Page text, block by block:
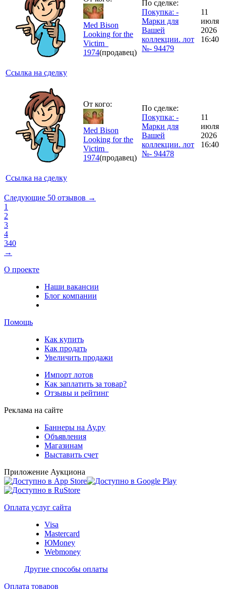
Ссылка на сделку
Med Bison
Looking for the
Victim_
1974(продавец)
По сделке:
Покупка: -
Марки для
Вашей
коллекции. лот
№- 94479
11
июля
2026
16:40
Ссылка на сделку
От кого:
Med Bison
Looking for the
Victim_
1974(продавец)
По сделке:
Покупка: -
Марки для
Вашей
коллекции. лот
№- 94478
11
июля
2026
16:40
Следующие 50 отзывов →
1
2
3
4
340
→
О проекте
Наши вакансии
Блог компании
Помощь
Как купить
Как продать
Увеличить продажи
Импорт лотов
Как заплатить за товар?
Отзывы и рейтинг
Реклама на сайте
Баннеры на Ау.ру
Объявления
Магазинам
Выставить счет
Приложение Аукциона
Оплата услуг сайта
Visa
Mastercard
ЮMoney
Webmoney
Другие способы оплаты
Оплата товаров